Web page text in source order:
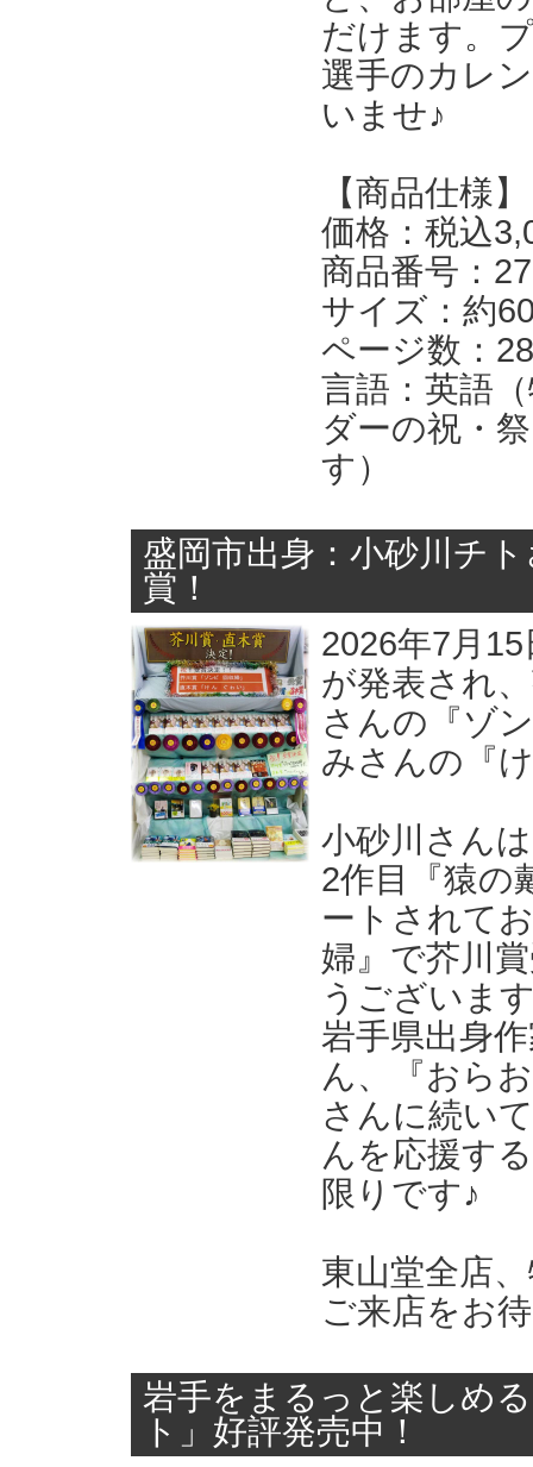
だけます。
選手のカレ
いませ♪
【商品仕様】
価格：税込
商品番号：
サイズ：約
ページ数：
言語：英語
ダーの祝・
す）
盛岡市出身：小砂川チ
賞！
2026年7月
が発表され
さんの『ゾ
みさんの『
小砂川さん
2作目『猿の
ートされて
婦』で芥川
うございま
岩手県出身
ん、『おら
さんに続い
んを応援す
限りです♪
東山堂全店
ご来店をお
岩手をまるっと楽しめ
ト」好評発売中！